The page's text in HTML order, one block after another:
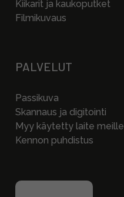
Kiikarit ja kaukoputket
Filmikuvaus
PALVELUT
Passikuva
Skannaus ja digitointi
Myy käytetty laite meille
Kennon puhdistus